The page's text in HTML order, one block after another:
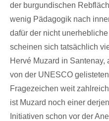
der burgundischen
wenig Pädagogik nach
dafür der nicht
scheinen sich tatsächlich
Hervé Muzard in
von der UNESCO
Fragezeichen weit
ist Muzard noch einer
Initiativen schon vor der